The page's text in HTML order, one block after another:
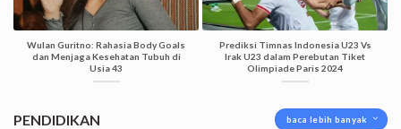
Wulan Guritno: Rahasia Body Goals
dan Menjaga Kesehatan Tubuh di
Usia 43
Prediksi Timnas Indonesia U23 Vs
Irak U23 dalam Perebutan Tiket
Olimpiade Paris 2024
PENDIDIKAN baca lebih banyak